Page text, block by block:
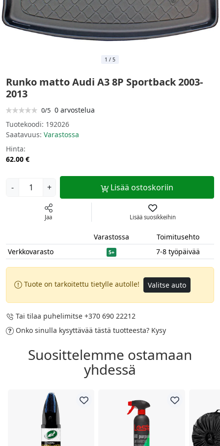
1 / 5
Runko matto Audi A3 8P Sportback 2003-
2013
0/5 0 arvostelua
Tuotekoodi: 192026
Saatavuus: Varastossa
Hinta:
62.00 €
- + Lisää ostoskoriin
Jaa Lisää suosikkeihin
Varastossa
Toimitusehto
Verkkovarasto
5+ 7-8 työpäivää
Tuote on tarkoitettu tietylle autolle! Valitse auto
Tai tilaa puhelimitse +370 690 22212
Onko sinulla kysyttävää tästä tuotteesta? Kysy
Suosittelemme ostamaan
yhdessä